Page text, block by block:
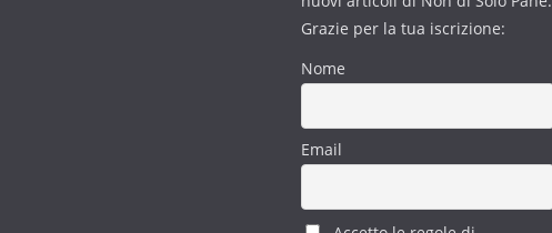
Grazie per la tua iscrizione:
Nome
Email